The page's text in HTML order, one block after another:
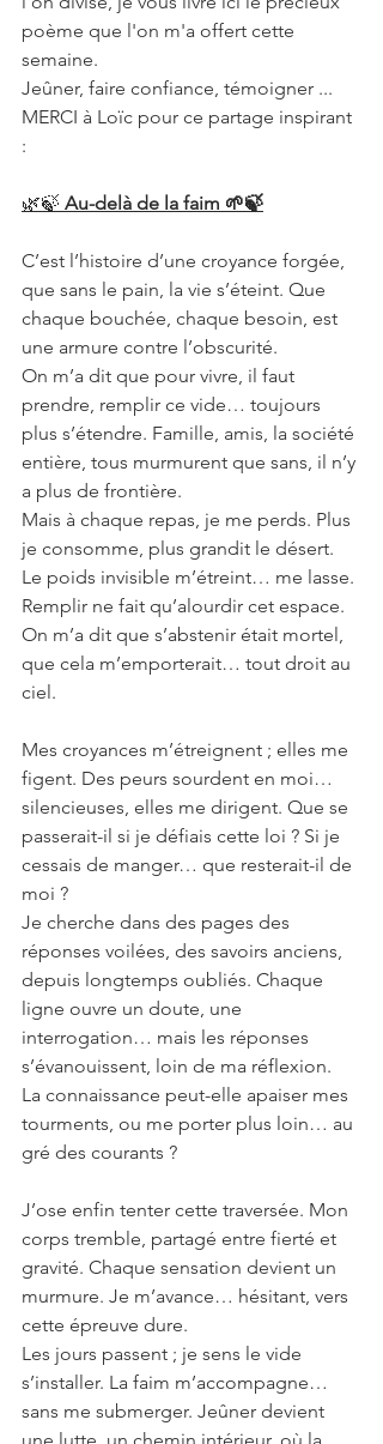
poème que l'on m'a offert cette
semaine.
Jeûner, faire confiance, témoigner ...
MERCI à Loïc pour ce partage inspirant
:
🌿🍃 Au-delà de la faim 🌱🍃
C’est l’histoire d’une croyance forgée,
que sans le pain, la vie s’éteint. Que
chaque bouchée, chaque besoin, est
une armure contre l’obscurité.
On m’a dit que pour vivre, il faut
prendre, remplir ce vide… toujours
plus s’étendre. Famille, amis, la société
entière, tous murmurent que sans, il n’y
a plus de frontière.
Mais à chaque repas, je me perds. Plus
je consomme, plus grandit le désert.
Le poids invisible m’étreint… me lasse.
Remplir ne fait qu’alourdir cet espace.
On m’a dit que s’abstenir était mortel,
que cela m’emporterait… tout droit au
ciel.
Mes croyances m’étreignent ; elles me
figent. Des peurs sourdent en moi…
silencieuses, elles me dirigent. Que se
passerait-il si je défiais cette loi ? Si je
cessais de manger… que resterait-il de
moi ?
Je cherche dans des pages des
réponses voilées, des savoirs anciens,
depuis longtemps oubliés. Chaque
ligne ouvre un doute, une
interrogation… mais les réponses
s’évanouissent, loin de ma réflexion.
La connaissance peut-elle apaiser mes
tourments, ou me porter plus loin… au
gré des courants ?
J’ose enfin tenter cette traversée. Mon
corps tremble, partagé entre fierté et
gravité. Chaque sensation devient un
murmure. Je m’avance… hésitant, vers
cette épreuve dure.
Les jours passent ; je sens le vide
s’installer. La faim m’accompagne…
sans me submerger. Jeûner devient